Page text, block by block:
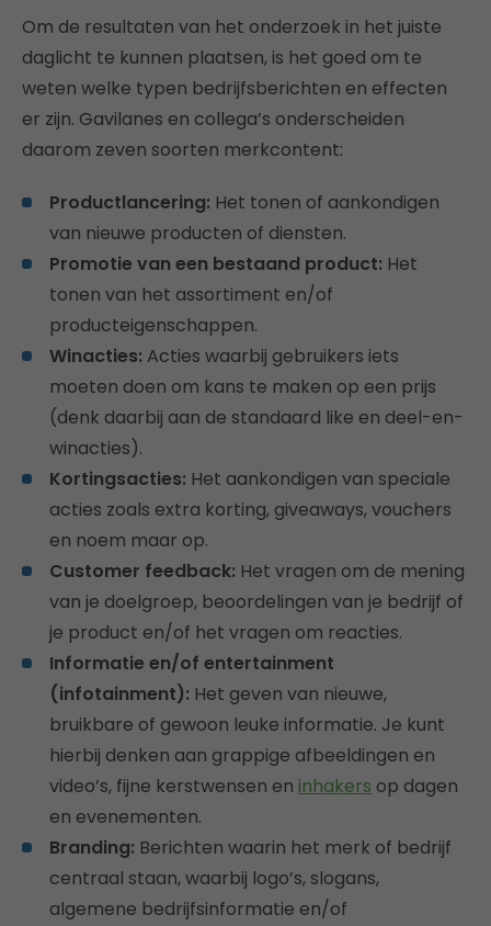
Om de resultaten van het onderzoek in het juiste
daglicht te kunnen plaatsen, is het goed om te
weten welke typen bedrijfsberichten en effecten
er zijn. Gavilanes en collega’s onderscheiden
daarom zeven soorten merkcontent:
Productlancering: Het tonen of aankondigen
van nieuwe producten of diensten.
Promotie van een bestaand product: Het
tonen van het assortiment en/of
producteigenschappen.
Winacties: Acties waarbij gebruikers iets
moeten doen om kans te maken op een prijs
(denk daarbij aan de standaard like en deel-en-
winacties).
Kortingsacties: Het aankondigen van speciale
acties zoals extra korting, giveaways, vouchers
en noem maar op.
Customer feedback: Het vragen om de mening
van je doelgroep, beoordelingen van je bedrijf of
je product en/of het vragen om reacties.
Informatie en/of entertainment
(infotainment): Het geven van nieuwe,
bruikbare of gewoon leuke informatie. Je kunt
hierbij denken aan grappige afbeeldingen en
video’s, fijne kerstwensen en inhakers op dagen
en evenementen.
Branding: Berichten waarin het merk of bedrijf
centraal staan, waarbij logo’s, slogans,
algemene bedrijfsinformatie en/of